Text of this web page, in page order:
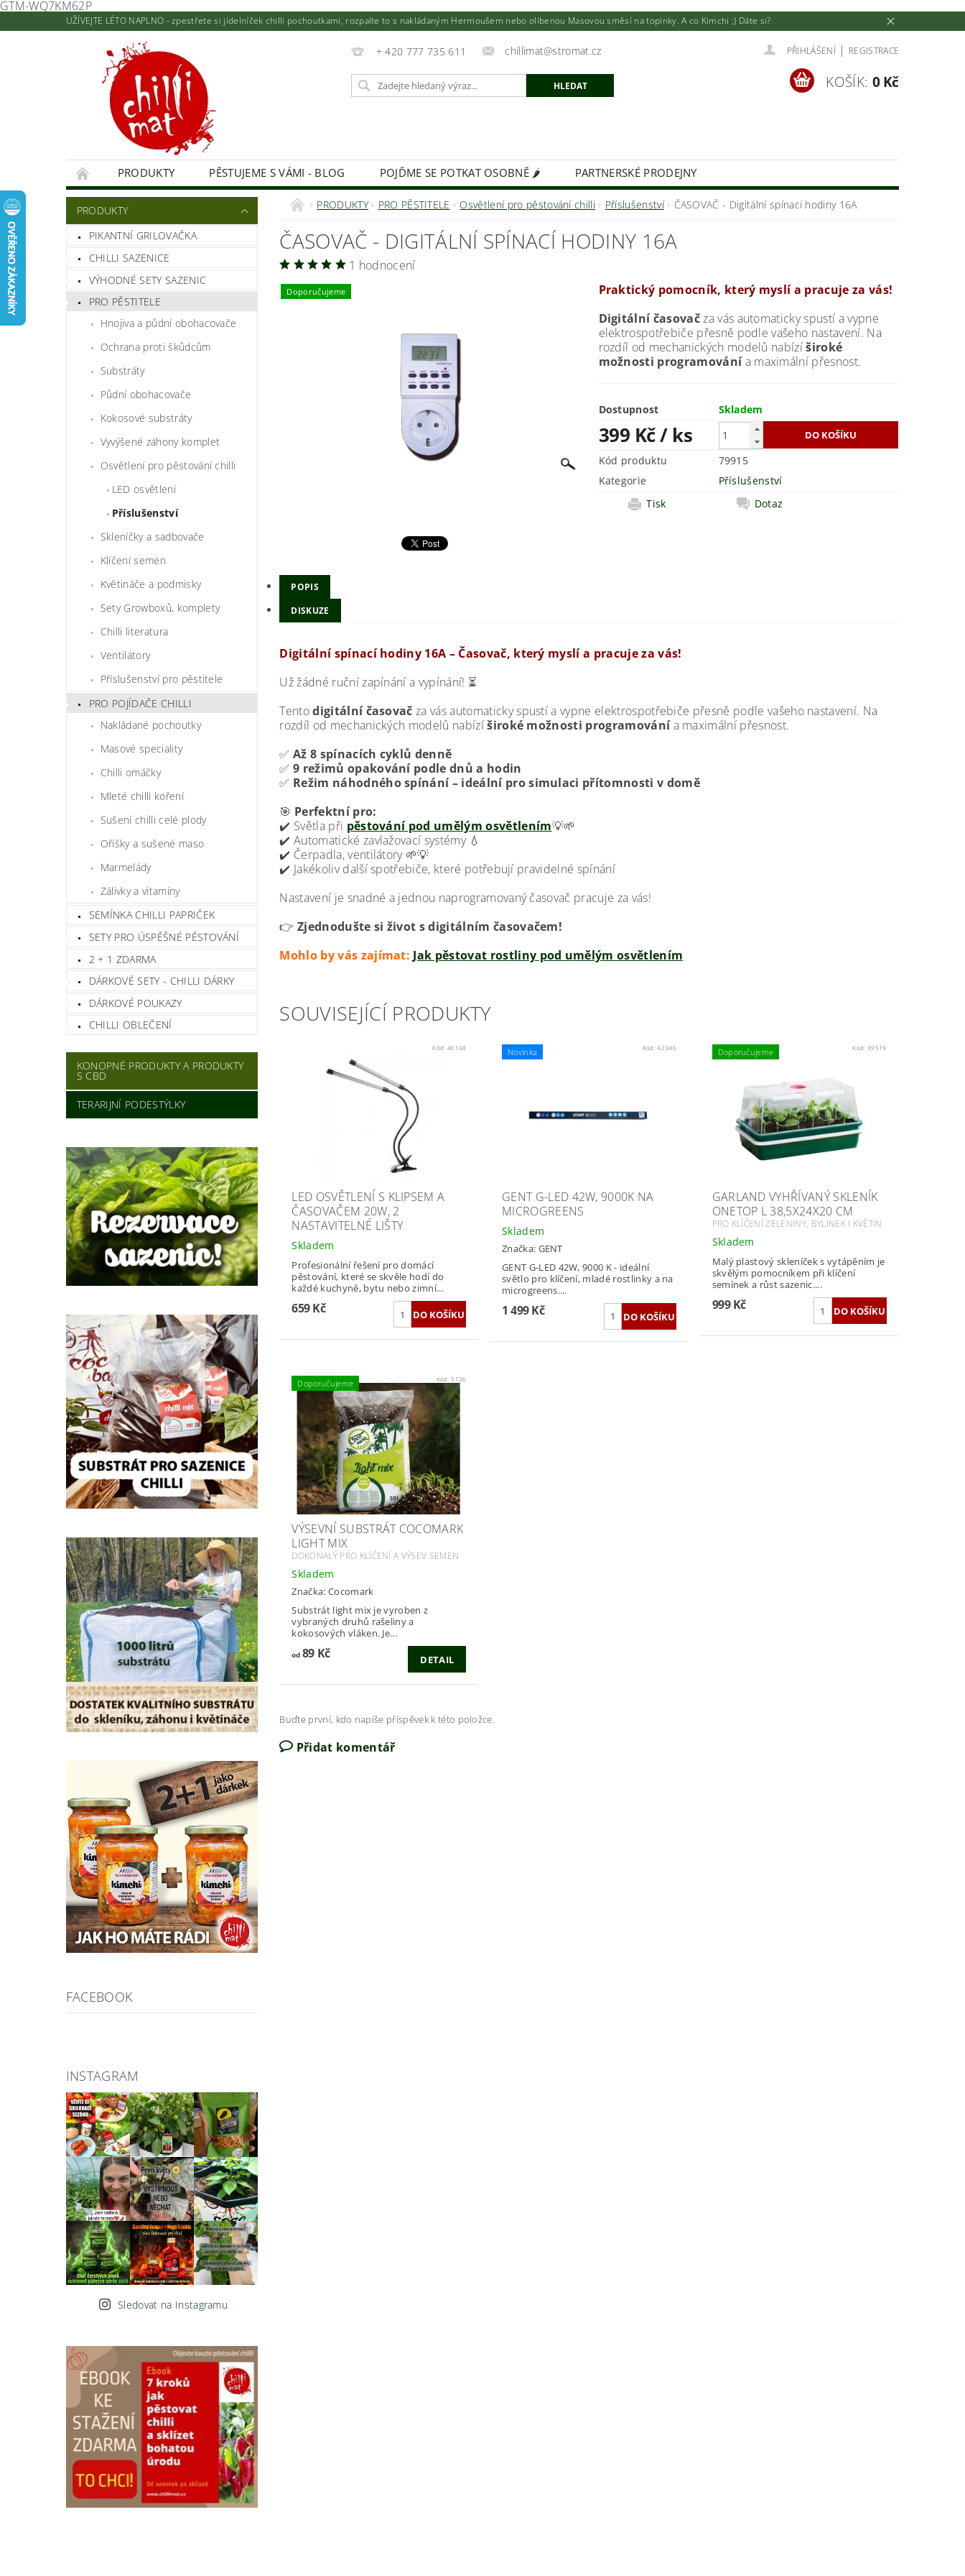
GTM-WQ7KM62P
UŽÍVEJTE LÉTO NAPLNO - zpestřete si jídelníček chilli pochoutkami, rozpalte to s nakládaným Hermoušem nebo olíbenou Masovou směsí na topinky. A co Kimchi ;) Dáte si?
+ 420 777 735 611 chillimat@stromat.cz PŘIHLÁŠENÍ | REGISTRACE
KOŠÍK: 0 Kč
PRODUKTY PĚSTUJEME S VÁMI - BLOG POJĎME SE POTKAT OSOBNĚ 🌶️
PARTNERSKÉ PRODEJNY
KONTAKTY A PRODEJNA
NAPIŠTE NÁM KIMCHI - VÝŽIVNÁ BOMBA! FIREMNÍ DÁRKY NA MÍRU
JAK NAKUPOVAT
HODNOCENÍ OBCHODU
PRODUKTY
PIKANTNÍ GRILOVAČKA
CHILLI SAZENICE
VÝHODNÉ SETY SAZENIC
PRO PĚSTITELE
Hnojiva a půdní obohacovače
Ochrana proti škůdcům
Substráty
Půdní obohacovače
Kokosové substráty
Vyvýšené záhony komplet
Osvětlení pro pěstování chilli
LED osvětlení
Příslušenství
Skleníčky a sadbovače
Klíčení semen
Květináče a podmisky
Sety Growboxů, komplety
Chilli literatura
Ventilátory
Příslušenství pro pěstitele
PRO POJÍDAČE CHILLI
Nakládané pochoutky
Masové speciality
Chilli omáčky
Mleté chilli koření
Sušení chilli celé plody
Oříšky a sušené maso
Marmelády
Zálivky a vitamíny
SEMÍNKA CHILLI PAPRIČEK
SETY PRO ÚSPĚŠNÉ PĚSTOVÁNÍ
2 + 1 ZDARMA
DÁRKOVÉ SETY - CHILLI DÁRKY
DÁRKOVÉ POUKAZY
CHILLI OBLEČENÍ
KONOPNÉ PRODUKTY A PRODUKTY
S CBD
TERARIJNÍ PODESTÝLKY
FACEBOOK
INSTAGRAM
Sledovat na Instagramu
PRODUKTY PRO PĚSTITELE Osvětlení pro pěstování chilli Příslušenství ČASOVAČ - Digitální spínací hodiny 16A
ČASOVAČ - DIGITÁLNÍ SPÍNACÍ HODINY 16A
1 hodnocení
Doporučujeme
Praktický pomocník, který myslí a pracuje za vás!
Digitální časovačza vás automaticky spustí a vypne
elektrospotřebiče přesně podle vašeho nastavení. Na
rozdíl od mechanických modelů nabízíširoké
možnosti programovánía maximální přesnost.
Dostupnost Skladem
399 Kč/ ks
Kód produktu
79915
Kategorie
Příslušenství
Tisk
Dotaz
POPIS
DISKUZE
Digitální spínací hodiny 16A – Časovač, který myslí a pracuje za vás!
Už žádné ruční zapínání a vypínání! ⏳
Tentodigitální časovač za vás automaticky spustí a vypne elektrospotřebiče přesně podle vašeho nastavení. Na
rozdíl od mechanických modelů nabízíširoké možnosti programovánía maximální přesnost.
✅Až 8 spínacích cyklů denně
✅9 režimů opakování podle dnů a hodin
✅ Režim náhodného spínání – ideální pro simulaci přítomnosti v domě
🎯 Perfektní pro:
✔️ Světla při pěstování pod umělým osvětlením💡🌱
✔️ Automatické zavlažovací systémy 💧
✔️ Čerpadla, ventilátory 🌱💡
✔️ Jakékoliv další spotřebiče, které potřebují pravidelné spínání
Nastavení je snadné a jednou naprogramovaný časovač pracuje za vás!
👉Zjednodušte si život s digitálním časovačem!
Mohlo by vás zajímat: Jak pěstovat rostliny pod umělým osvětlením
SOUVISEJÍCÍ PRODUKTY
Kód: 46138
LED OSVĚTLENÍ S KLIPSEM A
ČASOVAČEM 20W, 2
NASTAVITELNÉ LIŠTY
Skladem
Profesionální řešení pro domácí
pěstování, které se skvěle hodí do
každé kuchyně, bytu nebo zimní...
659 Kč
Novinka Kód:42346
GENT G-LED 42W, 9000K NA
MICROGREENS
Skladem
Značka: GENT
GENT G-LED 42W, 9000 K - ideální
světlo pro klíčení, mladé rostlinky a na
microgreens....
1 499 Kč
Doporučujeme Kód:39519
GARLAND VYHŘÍVANÝ SKLENÍK
ONETOP L 38,5X24X20 CM
PRO KLÍČENÍ ZELENINY, BYLINEK I KVĚTIN
Skladem
Malý plastový skleníček s vytápěním je
skvělým pomocníkem při klíčení
semínek a růst sazenic....
999 Kč
Doporučujeme Kód:5136
VÝSEVNÍ SUBSTRÁT COCOMARK
LIGHT MIX
DOKONALÝ PRO KLÍČENÍ A VÝSEV SEMEN
Skladem
Značka: Cocomark
Substrát light mix je vyroben z
vybraných druhů rašeliny a
kokosových vláken. Je...
od89 Kč DETAIL
Buďte první, kdo napíše příspěvek k této položce.
Přidat komentář